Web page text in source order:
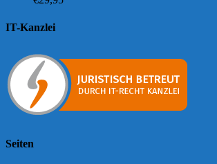
IT-Kanzlei
Seiten